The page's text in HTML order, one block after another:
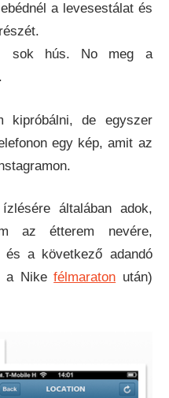
a levesestálat és
sok hús. No meg a
kipróbálni, de egyszer
egy kép, amit az
általában adok,
az étterem nevére,
a következő adandó
a Nikefélmaraton után)